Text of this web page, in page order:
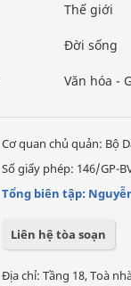
Thế giới
Đời sống
Văn hóa -
Cơ quan chủ quản: Bộ
Số giấy phép: 146/GP-
Tổng biên tập:
Liên hệ tòa soạn
Địa chỉ: Tầng 18, Toà